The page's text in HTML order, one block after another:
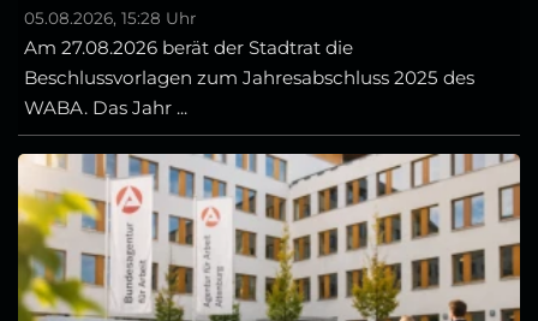
05.08.2026, 15:28 Uhr
Am 27.08.2026 berät der Stadtrat die
Beschlussvorlagen zum Jahresabschluss 2025 des
WABA. Das Jahr ...